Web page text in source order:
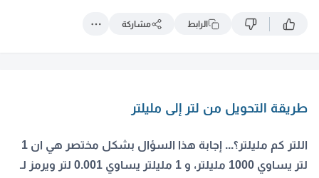
الرابط مشاركة
طريقة التحويل من لتر إلى مليلتر
اللتر كم مليلتر؟... إجابة هذا السؤال بشكل مختصر هي ان 1
لتر يساوي 1000 مليلتر
، و 1 مليلتر يساوي 0.001 لتر ويرمز لـ